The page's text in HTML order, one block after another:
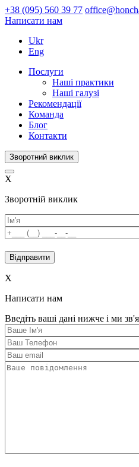
+38 (095) 560 39 77
Написати нам
Ukr
Eng
Послуги
Наші практики
Наші галузі
Рекомендації
Команда
Блог
Контакти
Зворотний виклик
X
Зворотній виклик
leave
this
field
X
Написати нам
Введіть ваші дані нижче і ми